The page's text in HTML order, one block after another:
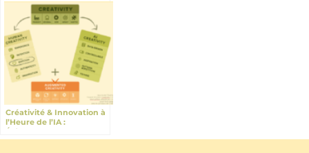
Créativité & Innovation à
l’Heure de l’IA :
datacraft à Paris